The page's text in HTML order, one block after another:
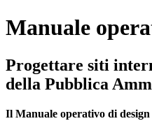
Manuale
Progettare siti
della Pubblica
Il Manuale operativo di